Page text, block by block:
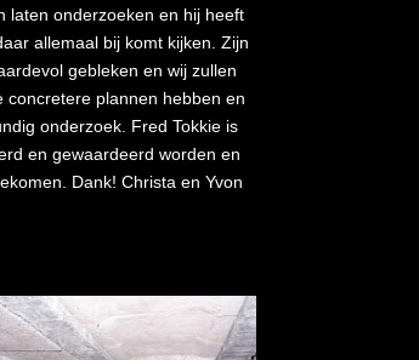
laten onderzoeken en hij heeft
allemaal bij komt kijken. Zijn
gebleken en wij zullen
concretere plannen hebben en
onderzoek. Fred Tokkie is
en gewaardeerd worden en
Dank! Christa en Yvon